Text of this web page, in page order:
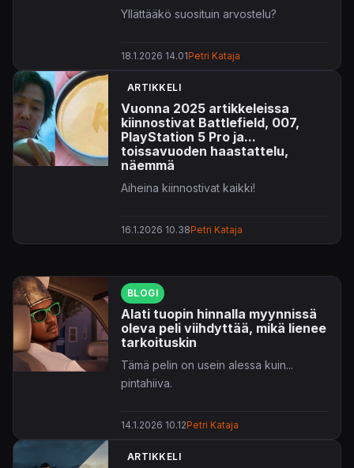
Yllättääkö suosituin arvostelu?
18.1.2026 14.01Petri Kataja
ARTIKKELI
Vuonna 2025 artikkeleissa
kiinnostivat Battlefield, 007,
PlayStation 5 Pro ja...
toissavuoden haastattelu,
näemmä
Aiheina kiinnostivat kaikki!
16.1.2026 10.38Petri Kataja
BLOGI
Alati tuopin hinnalla myynnissä
oleva peli viihdyttää, mikä lienee
tarkoituskin
Tämä pelin on usein alessa kuin...
pintahiiva.
14.1.2026 10.12Petri Kataja
ARTIKKELI